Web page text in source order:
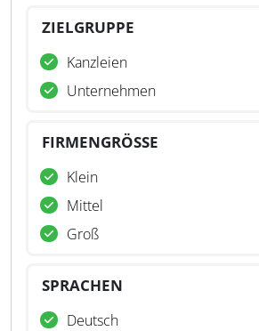
ZIELGRUPPE
Kanzleien
Unternehmen
FIRMENGRÖSSE
Klein
Mittel
Groß
SPRACHEN
Deutsch